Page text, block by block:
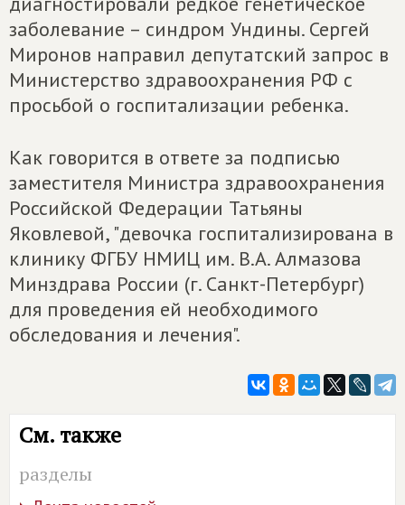
заболевание – синдром Ундины. Сергей
Миронов направил депутатский запрос в
Министерство здравоохранения РФ с
просьбой о госпитализации ребенка.
Как говорится в ответе за подписью
заместителя Министра здравоохранения
Российской Федерации Татьяны
Яковлевой, "девочка госпитализирована в
клинику ФГБУ НМИЦ им. В.А. Алмазова
Минздрава России (г. Санкт-Петербург)
для проведения ей необходимого
обследования и лечения".
См. также
разделы